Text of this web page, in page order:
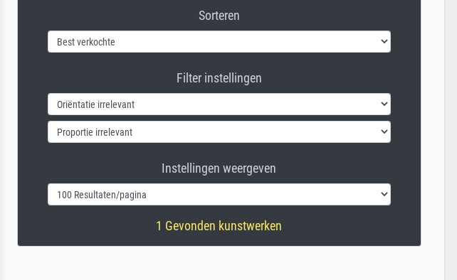
Sorteren
Filter instellingen
Instellingen weergeven
1 Gevonden kunstwerken